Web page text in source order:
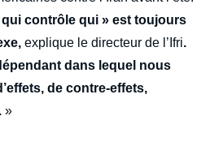
contrôle qui » est toujours
explique le directeur de l’Ifri.
dans lequel nous
de contre-effets,
»